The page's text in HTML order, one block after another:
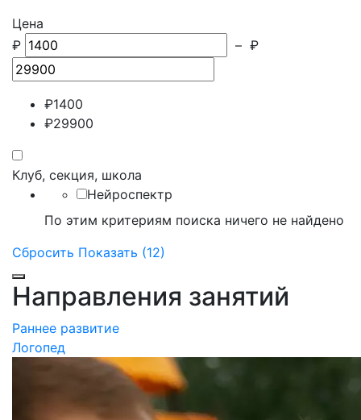
Цена
₽
– ₽
₽1400
₽29900
Клуб, секция, школа
Нейроспектр
По этим критериям поиска ничего не найдено
Сбросить Показать (12)
Направления занятий
Раннее развитие
Логопед